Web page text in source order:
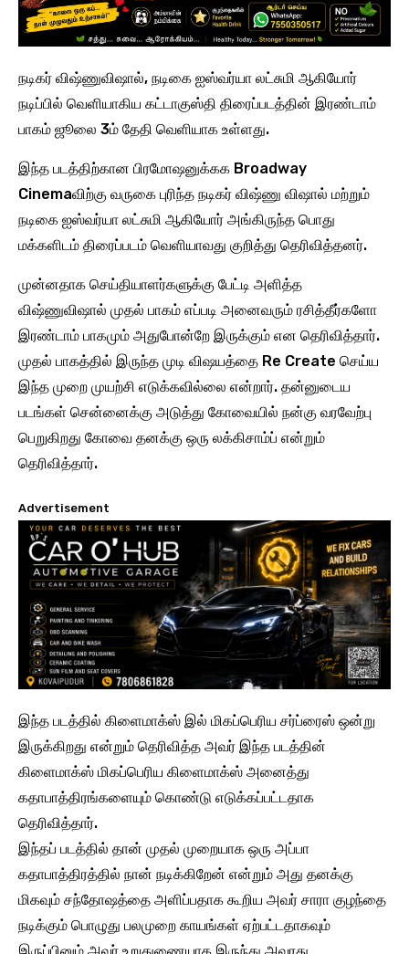
நடிகர் விஷ்ணுவிஷால், நடிகை ஐஸ்வர்யா லட்சுமி ஆகியோர்
நடிப்பில் வெளியாகிய கட்டாகுஸ்தி திரைப்படத்தின் இரண்டாம்
பாகம் ஜூலை 3ம் தேதி வெளியாக உள்ளது.
இந்த படத்திற்கான பிரமோஷனுக்கக Broadway
Cinemaவிற்கு வருகை புரிந்த நடிகர் விஷ்ணு விஷால் மற்றும்
நடிகை ஐஸ்வர்யா லட்சுமி ஆகியோர் அங்கிருந்த பொது
மக்களிடம் திரைப்படம் வெளியாவது குறித்து தெரிவித்தனர்.
முன்னதாக செய்தியாளர்களுக்கு பேட்டி அளித்த
விஷ்ணுவிஷால் முதல் பாகம் எப்படி அனைவரும் ரசித்தீர்களோ
இரண்டாம் பாகமும் அதுபோன்றே இருக்கும் என தெரிவித்தார்.
முதல் பாகத்தில் இருந்த முடி விஷயத்தை Re Create செய்ய
இந்த முறை முயற்சி எடுக்கவில்லை என்றார். தன்னுடைய
படங்கள் சென்னைக்கு அடுத்து கோவையில் நன்கு வரவேற்பு
பெறுகிறது கோவை தனக்கு ஒரு லக்கிசாம்ப் என்றும்
தெரிவித்தார்.
Advertisement
இந்த படத்தில் கிளைமாக்ஸ் இல் மிகப்பெரிய சர்ப்ரைஸ் ஒன்று
இருக்கிறது என்றும் தெரிவித்த அவர் இந்த படத்தின்
கிளைமாக்ஸ் மிகப்பெரிய கிளைமாக்ஸ் அனைத்து
கதாபாத்திரங்களையும் கொண்டு எடுக்கப்பட்டதாக
தெரிவித்தார்.
இந்தப் படத்தில் தான் முதல் முறையாக ஒரு அப்பா
கதாபாத்திரத்தில் நான் நடிக்கிறேன் என்றும் அது தனக்கு
மிகவும் சந்தோஷத்தை அளிப்பதாக கூறிய அவர் சாரா குழந்தை
நடிக்கும் பொழுது பலமுறை காயங்கள் ஏற்பட்டதாகவும்